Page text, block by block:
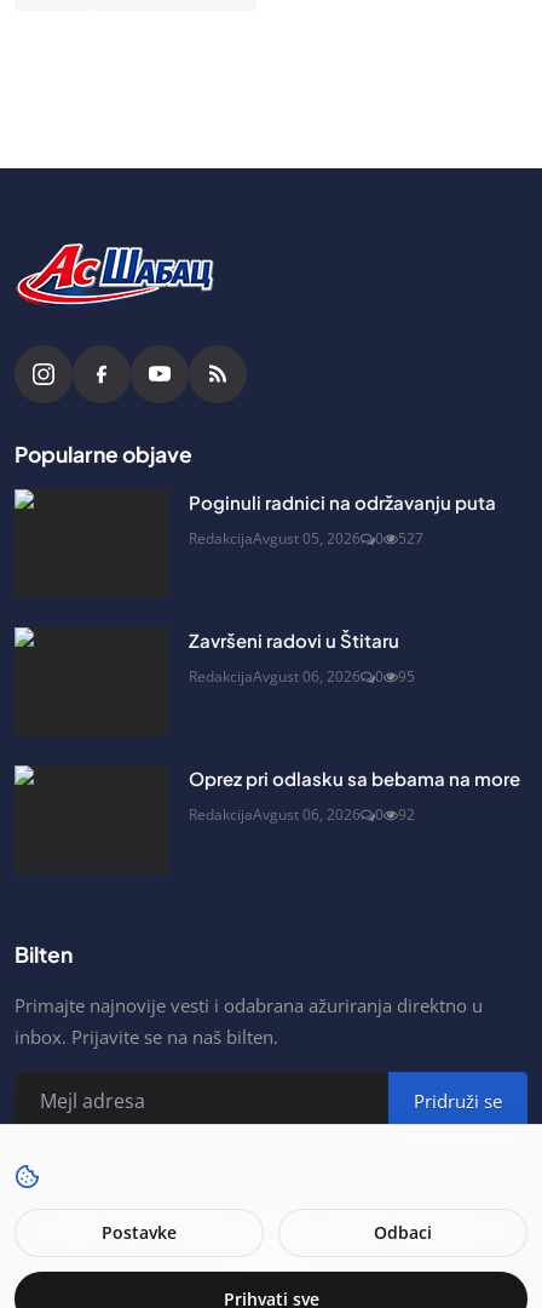
Popularne objave
Poginuli radnici na održavanju puta
RedakcijaAvgust 05, 2026 0 527
Završeni radovi u Štitaru
RedakcijaAvgust 06, 2026 0 95
Oprez pri odlasku sa bebama na more
RedakcijaAvgust 06, 2026 0 92
Bilten
Primajte najnovije vesti i odabrana ažuriranja direktno u
inbox. Prijavite se na naš bilten.
Pridruži se
© 2026. Portal As Šabac. All rights reserved. Developer by
Politika privatnosti
Postavke Odbaci
Prihvati sve